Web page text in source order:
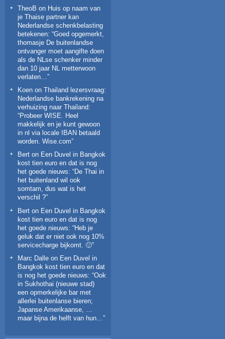
TheoB on Huis op naam van
je Thaise partner kan
Nederlandse schenkbelasting
betekenen: “Goed opgemerkt,
thomasje De buitenlandse
ontvanger moet aangifte doen
als de NLse schenker minder
dan 10 jaar NL metterwoon
verlaten…”
Koen on Thailand lezersvraag:
Nederlandse bankrekening na
verhuizing naar Thailand:
“Probeer WISE. Heel
makkelijk en je kunt gewoon
in nl via locale IBAN betaald
worden. Wise.com”
Bert on Een Duvel in Bangkok
kost tien euro en dat is nog
het goede nieuws: “De Thai in
het buitenland wil ook
somtam, dus wat is het
verschil ?”
Bert on Een Duvel in Bangkok
kost tien euro en dat is nog
het goede nieuws: “Heb je
geluk dat er niet ook nog 10%
servicecharge bijkomt. 🙂”
Marc Dalle on Een Duvel in
Bangkok kost tien euro en dat
is nog het goede nieuws: “Ook
in Sukhothai (nieuwe stad)
een opmerkelijke bar met
allerlei buitenlanse bieren;
Japanse Amerikaanse, …
maar bijna de helft van hun… ”